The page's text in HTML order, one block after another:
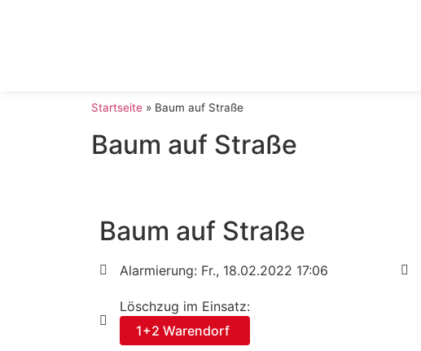
Startseite » Baum auf Straße
Baum auf Straße
Baum auf Straße
Alarmierung: Fr., 18.02.2022 17:06
Löschzug im Einsatz:
1+2 Warendorf